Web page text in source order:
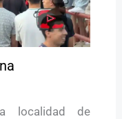
localidad de